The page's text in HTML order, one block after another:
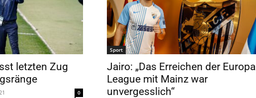
letzten Zug
0
Sport
Jairo: „Das Erreichen der Europa
League mit Mainz war
unvergesslich“